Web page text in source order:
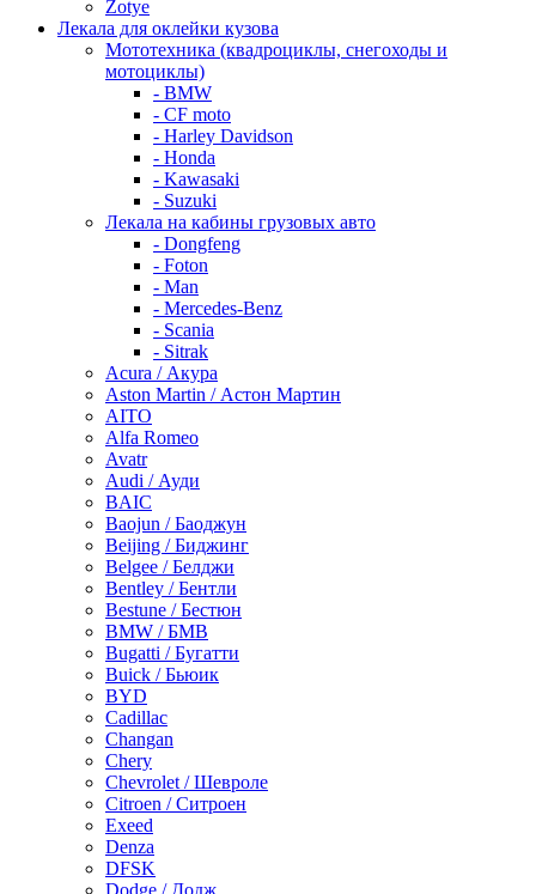
Zotye
Лекала для оклейки кузова
Мототехника (квадроциклы, снегоходы и
мотоциклы)
- BMW
- CF moto
- Harley Davidson
- Honda
- Kawasaki
- Suzuki
Лекала на кабины грузовых авто
- Dongfeng
- Foton
- Man
- Mercedes-Benz
- Scania
- Sitrak
Acura / Акура
Aston Martin / Астон Мартин
AITO
Alfa Romeo
Avatr
Audi / Ауди
BAIC
Baojun / Баоджун
Beijing / Биджинг
Belgee / Белджи
Bentley / Бентли
Bestune / Бестюн
BMW / БМВ
Bugatti / Бугатти
Buick / Бьюик
BYD
Cadillac
Changan
Chery
Chevrolet / Шевроле
Citroen / Ситроен
Exeed
Denza
DFSK
Dodge / Додж